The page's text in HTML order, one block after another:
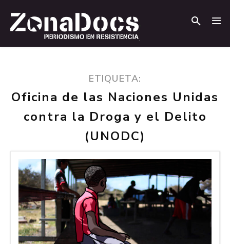
ETIQUETA:
Oficina de las Naciones Unidas
contra la Droga y el Delito
(UNODC)